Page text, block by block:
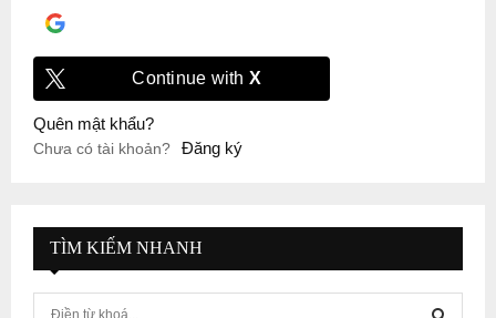
Continue with X
Quên mật khẩu?
Chưa có tài khoản? Đăng ký
TÌM KIẾM NHANH